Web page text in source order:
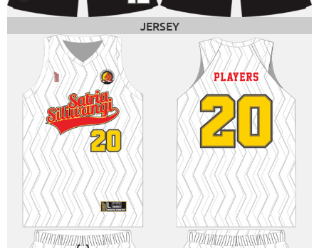
JERSEY